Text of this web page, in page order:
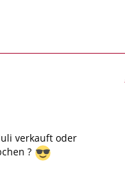
verkauft oder
?